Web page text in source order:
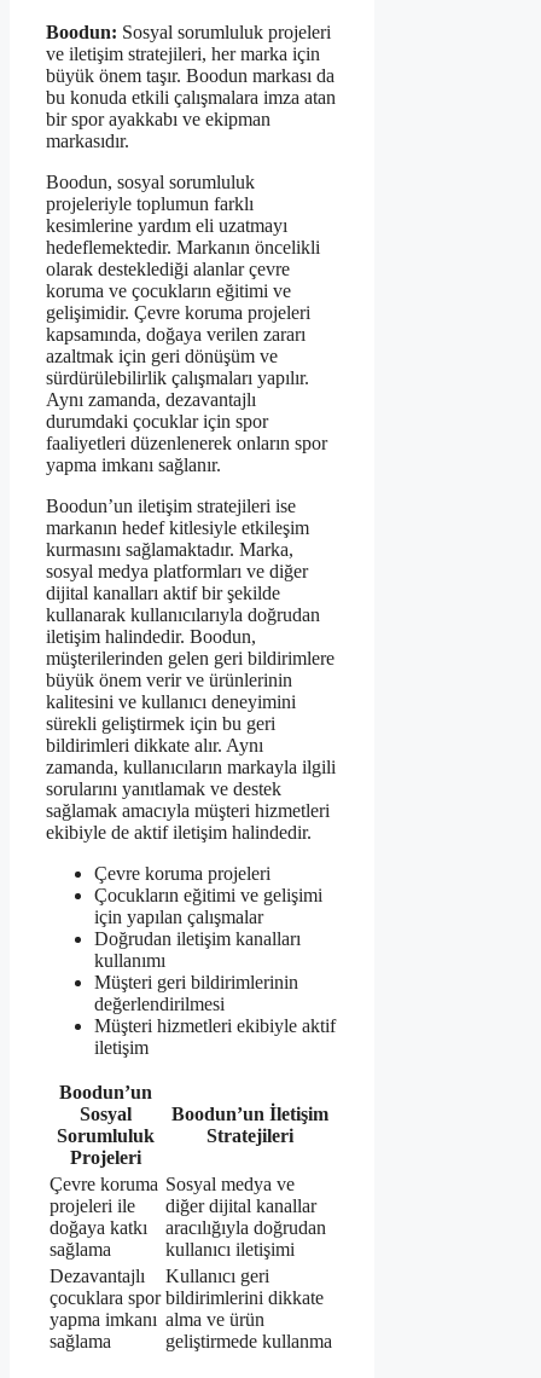
Boodun: Sosyal sorumluluk projeleri
ve iletişim stratejileri, her marka için
büyük önem taşır. Boodun markası da
bu konuda etkili çalışmalara imza atan
bir spor ayakkabı ve ekipman
markasıdır.
Boodun, sosyal sorumluluk
projeleriyle toplumun farklı
kesimlerine yardım eli uzatmayı
hedeflemektedir. Markanın öncelikli
olarak desteklediği alanlar çevre
koruma ve çocukların eğitimi ve
gelişimidir. Çevre koruma projeleri
kapsamında, doğaya verilen zararı
azaltmak için geri dönüşüm ve
sürdürülebilirlik çalışmaları yapılır.
Aynı zamanda, dezavantajlı
durumdaki çocuklar için spor
faaliyetleri düzenlenerek onların spor
yapma imkanı sağlanır.
Boodun’un iletişim stratejileri ise
markanın hedef kitlesiyle etkileşim
kurmasını sağlamaktadır. Marka,
sosyal medya platformları ve diğer
dijital kanalları aktif bir şekilde
kullanarak kullanıcılarıyla doğrudan
iletişim halindedir. Boodun,
müşterilerinden gelen geri bildirimlere
büyük önem verir ve ürünlerinin
kalitesini ve kullanıcı deneyimini
sürekli geliştirmek için bu geri
bildirimleri dikkate alır. Aynı
zamanda, kullanıcıların markayla ilgili
sorularını yanıtlamak ve destek
sağlamak amacıyla müşteri hizmetleri
ekibiyle de aktif iletişim halindedir.
Çevre koruma projeleri
Çocukların eğitimi ve gelişimi
için yapılan çalışmalar
Doğrudan iletişim kanalları
kullanımı
Müşteri geri bildirimlerinin
değerlendirilmesi
Müşteri hizmetleri ekibiyle aktif
iletişim
Boodun’un
Sosyal
Sorumluluk
Projeleri
Boodun’un İletişim
Stratejileri
Çevre koruma
projeleri ile
doğaya katkı
sağlama
Sosyal medya ve
diğer dijital kanallar
aracılığıyla doğrudan
kullanıcı iletişimi
Dezavantajlı
çocuklara spor
yapma imkanı
sağlama
Kullanıcı geri
bildirimlerini dikkate
alma ve ürün
geliştirmede kullanma